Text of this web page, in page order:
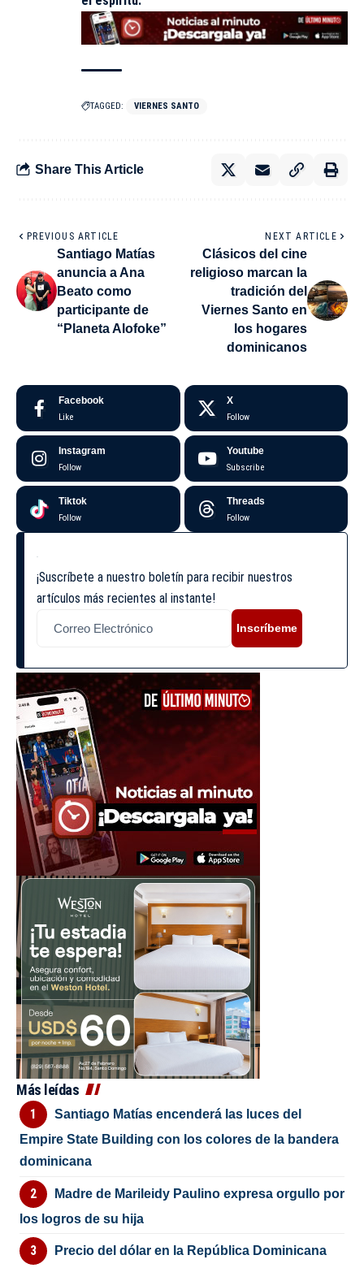
TAGGED: VIERNES SANTO
Share This Article
PREVIOUS ARTICLE
Santiago Matías
anuncia a Ana
Beato como
participante de
“Planeta Alofoke”
NEXT ARTICLE
Clásicos del cine
religioso marcan la
tradición del
Viernes Santo en
los hogares
dominicanos
Facebook
Like
X
Follow
Instagram
Follow
Youtube
Subscribe
Tiktok
Follow
Threads
Follow
¡Suscríbete a nuestro boletín para recibir nuestros
artículos más recientes al instante!
Inscríbeme
Más leídas
Santiago Matías encenderá las luces del
Empire State Building con los colores de la bandera
dominicana
Madre de Marileidy Paulino expresa orgullo por
los logros de su hija
Precio del dólar en la República Dominicana